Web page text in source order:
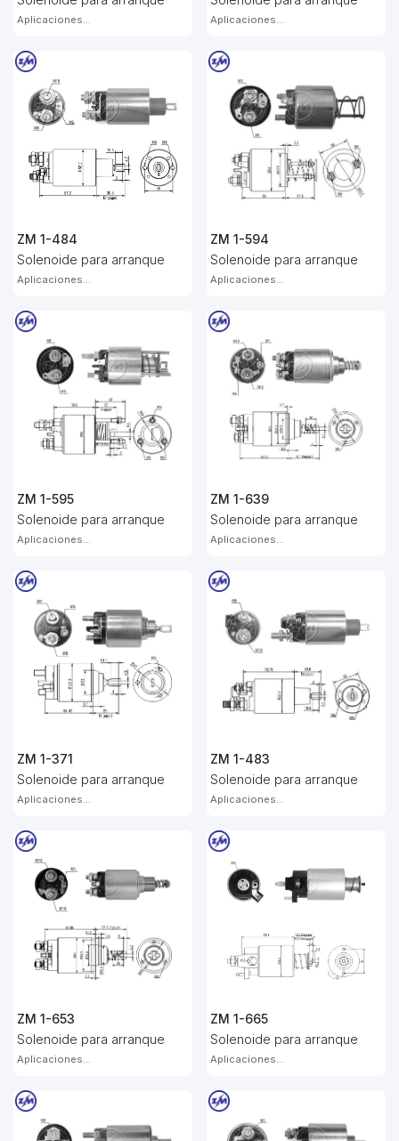
Aplicaciones... Aplicaciones...
ZM 1-484
Solenoide para arranque
Aplicaciones...
ZM 1-594
Solenoide para arranque
Aplicaciones...
ZM 1-595
Solenoide para arranque
Aplicaciones...
ZM 1-639
Solenoide para arranque
Aplicaciones...
ZM 1-371
Solenoide para arranque
Aplicaciones...
ZM 1-483
Solenoide para arranque
Aplicaciones...
ZM 1-653
Solenoide para arranque
Aplicaciones...
ZM 1-665
Solenoide para arranque
Aplicaciones...